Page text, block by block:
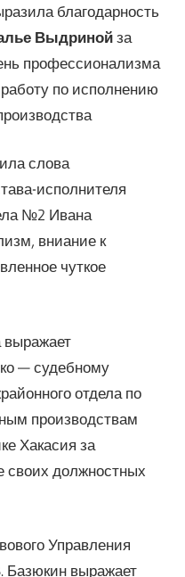
благодарность
Выдринойза
профессионализма
по исполнению
слова
исполнителя
№2 Ивана
вниание к
чуткое
выражает
— судебному
отдела по
производствам
Хакасия за
своих должностных
Управления
выражает